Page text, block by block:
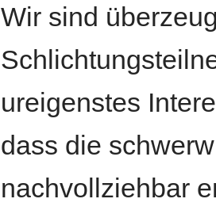
Wir sind
ureigenstes
dass die
nachvollziehbar